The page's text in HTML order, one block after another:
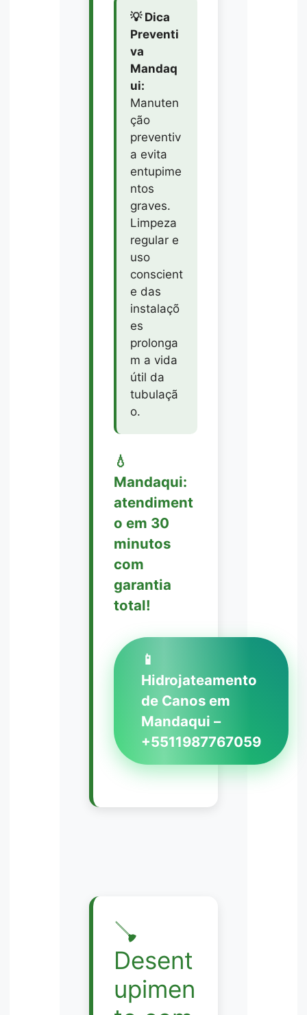
💡 Dica
Preventi
va
Mandaq
ui:
Manuten
ção
preventiv
a evita
entupime
ntos
graves.
Limpeza
regular e
uso
conscient
e das
instalaçõ
es
prolonga
m a vida
útil da
tubulaçã
o.
💧
Mandaqui:
atendiment
o em 30
minutos
com
garantia
total!
📱
Hidrojateamento
de Canos em
Mandaqui –
+5511987767059
🪠
Desent
upimen